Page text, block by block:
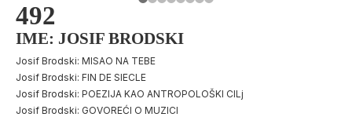
492
IME: JOSIF BRODSKI
Josif Brodski: MISAO NA TEBE
Josif Brodski: FIN DE SIECLE
Josif Brodski: POEZIJA KAO ANTROPOLOŠKI CILj
Josif Brodski: GOVOREĆI O MUZICI